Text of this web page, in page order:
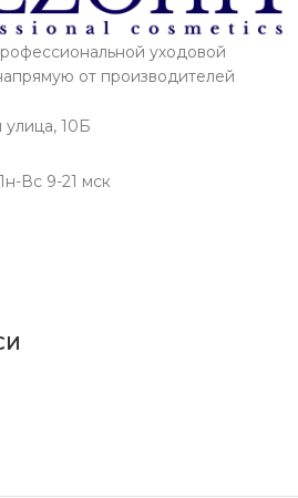
уходовой
от производителей
улица, 10Б
Вс 9-21 мск